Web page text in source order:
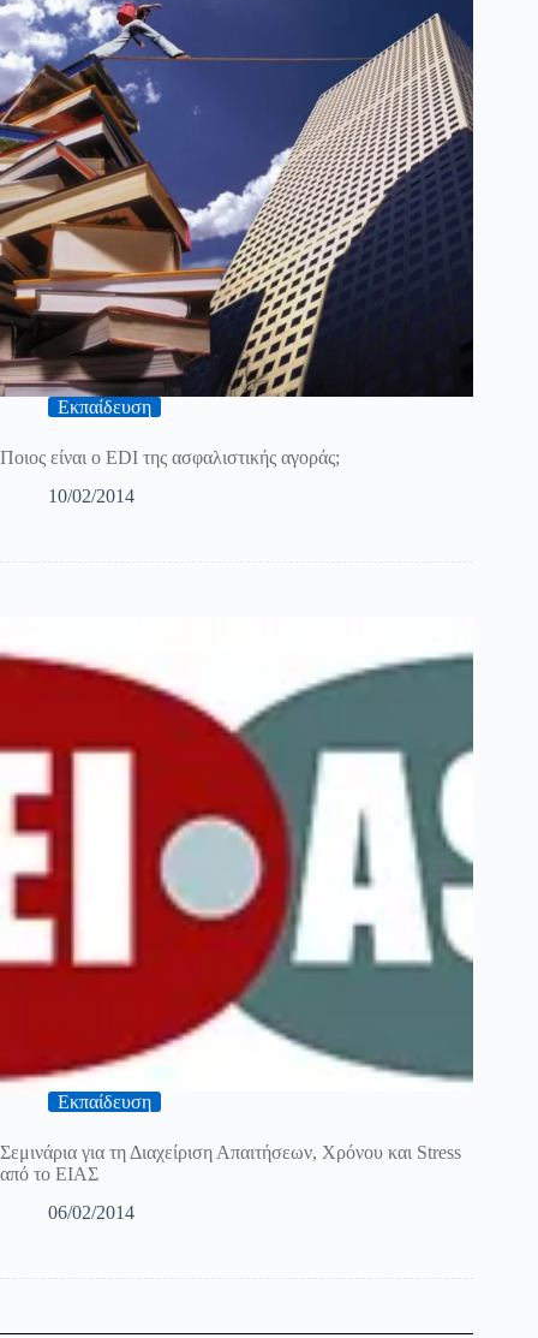
Εκπαίδευση
Ποιος είναι ο EDI της ασφαλιστικής αγοράς;
10/02/2014
Εκπαίδευση
Σεμινάρια για τη Διαχείριση Απαιτήσεων, Χρόνου και Stress
από το ΕΙΑΣ
06/02/2014